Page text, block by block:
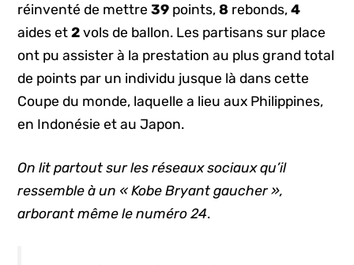
réinventé de mettre39 points,8 rebonds,4
aides et2 vols de ballon. Les partisans sur place
ont pu assister à la prestation au plus grand total
de points par un individu jusque là dans cette
Coupe du monde, laquelle a lieu aux Philippines,
en Indonésie et au Japon.
On lit partout sur les réseaux sociaux qu’il
ressemble à un « Kobe Bryant gaucher »,
arborant même le numéro 24.